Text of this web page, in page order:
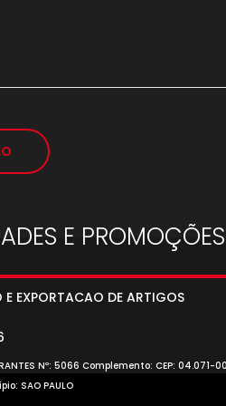
E
EXPORTACAO DE ARTIGOS
Nº: 5066 Complemento: CEP: 04.071-
SAO PAULO